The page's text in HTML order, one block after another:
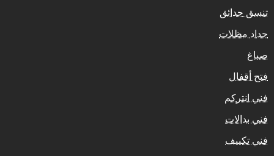
تنسق حدائق
حداد مظلات
صباغ
فتح أقفال
فني انتركم
فني بدالات
فني تكييف